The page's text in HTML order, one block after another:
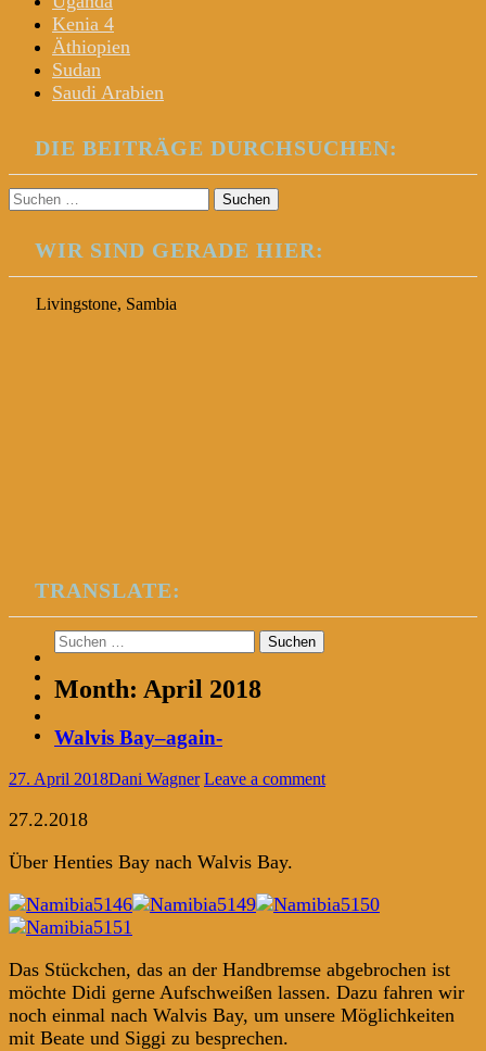
Kenia 4
Äthiopien
Sudan
Saudi Arabien
DIE BEITRÄGE DURCHSUCHEN:
Suchen
nach:
WIR SIND GERADE HIER:
Livingstone, Sambia
TRANSLATE:
Suchen
nach:
Month: April 2018
Walvis Bay–again-
27. April 2018Dani Wagner Leave a comment
27.2.2018
Über Henties Bay nach Walvis Bay.
Das Stückchen, das an der Handbremse abgebrochen ist
möchte Didi gerne Aufschweißen lassen. Dazu fahren wir
noch einmal nach Walvis Bay, um unsere Möglichkeiten
mit Beate und Siggi zu besprechen.